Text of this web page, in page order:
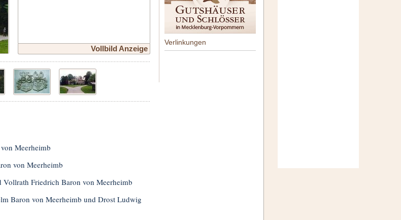
Verlinkungen
Vollbild Anzeige
Meerheimb
von Meerheimb
Vollrath Friedrich Baron von Meerheimb
Baron von Meerheimb und Drost Ludwig